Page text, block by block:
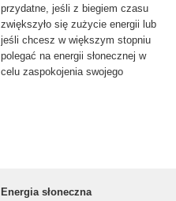
przydatne, jeśli z biegiem czasu
zwiększyło się zużycie energii lub
jeśli chcesz w większym stopniu
polegać na energii słonecznej w
celu zaspokojenia swojego
Energia słoneczna